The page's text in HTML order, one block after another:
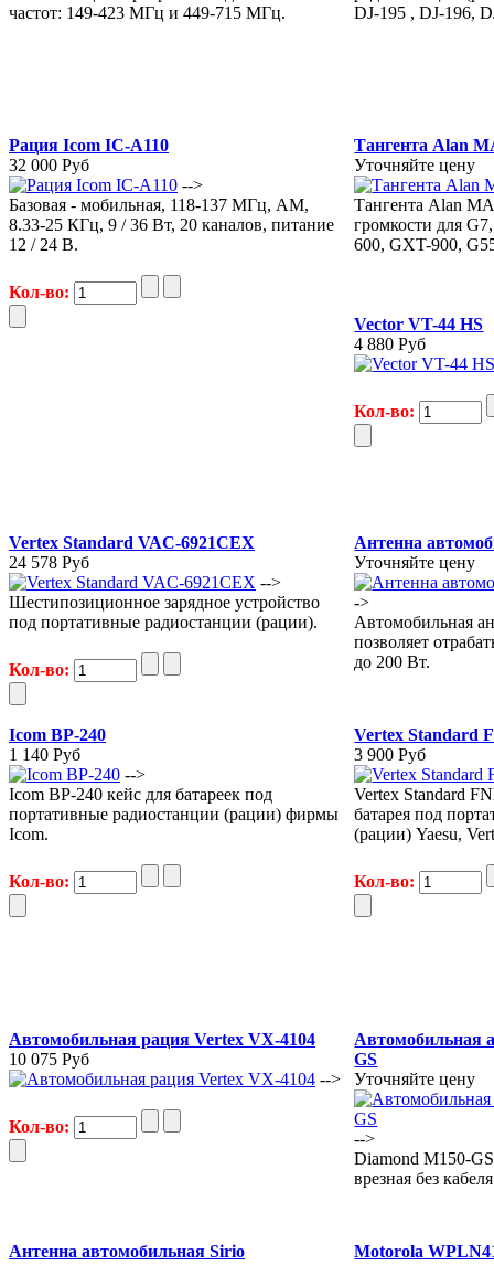
частот: 149-423 МГц и 449-715 МГц.
DJ-195 , DJ-196,
Рация Icom IC-A110
32 000 Руб
-->
Базовая - мобильная, 118-137 МГц, AM,
8.33-25 КГц, 9 / 36 Вт, 20 каналов, питание
12 / 24 В.
Кол-во:
Тангента Alan
Уточняйте цену
Тангента Alan
громкости для
600, GXT-900,
Vector VT-44 HS
4 880 Руб
Кол-во:
Vertex Standard VAC-6921CEX
24 578 Руб
-->
Шестипозиционное зарядное устройство
под портативные радиостанции (рации).
Кол-во:
Антенна
Уточняйте цену
->
Автомобильная
позволяет
до 200 Вт.
Icom BP-240
1 140 Руб
-->
Icom BP-240 кейс для батареек под
портативные радиостанции (рации) фирмы
Icom.
Кол-во:
Vertex Standard
3 900 Руб
Vertex Standard
батарея под
(рации) Yaesu,
Кол-во:
Автомобильная рация Vertex VX-4104
10 075 Руб
-->
Кол-во:
Автомобильная
GS
Уточняйте цену
-->
Diamond M150-
врезная без
Антенна автомобильная Sirio
Motorola